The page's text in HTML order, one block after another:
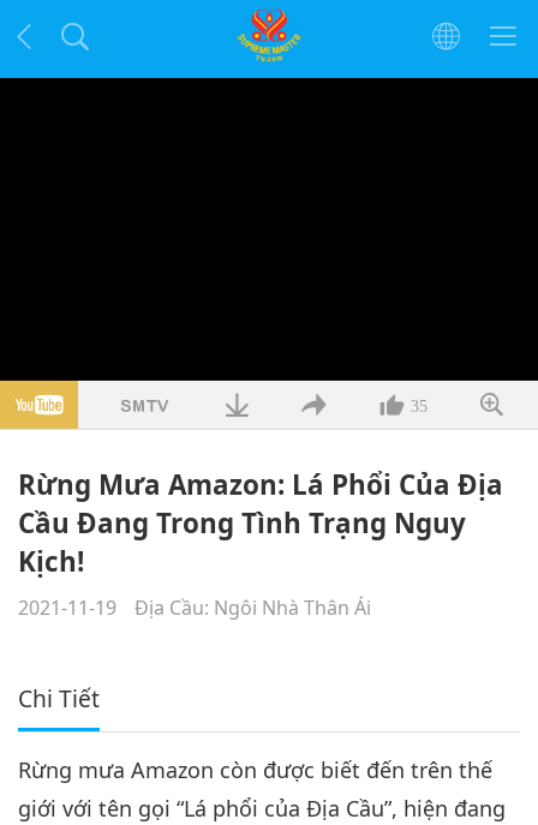
35
Rừng Mưa Amazon: Lá Phổi Của Địa
Cầu Đang Trong Tình Trạng Nguy
Kịch!
2021-11-19 Địa Cầu: Ngôi Nhà Thân Ái
Chi Tiết
Rừng mưa Amazon còn được biết đến trên thế
giới với tên gọi “Lá phổi của Địa Cầu”, hiện đang